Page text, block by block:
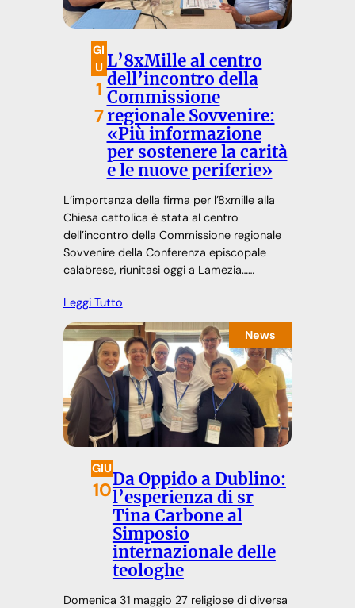
GI
U
1
7
L’8xMille al centro
dell’incontro della
Commissione
regionale Sovvenire:
«Più informazione
per sostenere la carità
e le nuove periferie»
L’importanza della firma per l’8xmille alla
Chiesa cattolica è stata al centro
dell’incontro della Commissione regionale
Sovvenire della Conferenza episcopale
calabrese, riunitasi oggi a Lamezia……
Leggi Tutto
News
GIU
10Da Oppido a Dublino:
l’esperienza di sr
Tina Carbone al
Simposio
internazionale delle
teologhe
Domenica 31 maggio 27 religiose di diversa